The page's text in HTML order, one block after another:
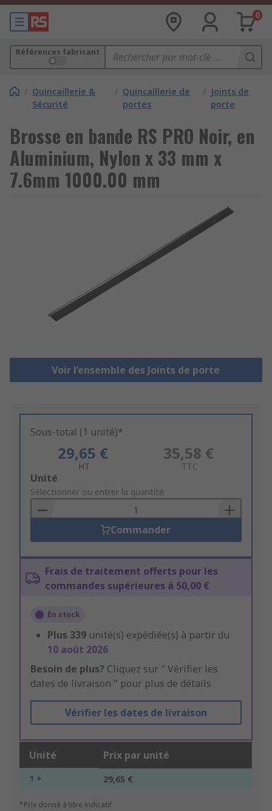
0
Références fabricant
/ Quincaillerie &
Sécurité
/ Quincaillerie de
portes
/ Joints de
porte
Brosse en bande RS PRO Noir, en
Aluminium, Nylon x 33 mm x
7.6mm 1000.00 mm
Voir l’ensemble des Joints de porte
Sous-total (1 unité)*
29,65 €
HT
35,58 €
TTC
Add
to
Basket
Unité
Sélectionner ou entrer la quantité
Commander
Frais de traitement offerts pour les
commandes supérieures à 50,00 €
En stock
Plus 339 unité(s) expédiée(s) à partir du
10 août 2026
Besoin de plus? Cliquez sur " Vérifier les
dates de livraison " pour plus de détails
Vérifier les dates de livraison
Unité Prix par unité
1 + 29,65 €
*Prix donné à titre indicatif